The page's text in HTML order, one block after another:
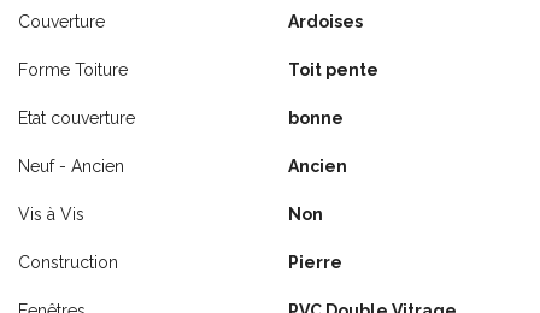
Couverture Ardoises
Forme Toiture Toit pente
Etat couverture bonne
Neuf - Ancien Ancien
Vis à Vis Non
Construction Pierre